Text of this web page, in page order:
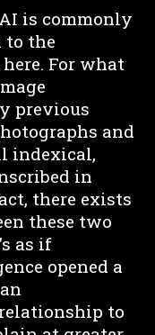
is commonly
to the
For what
previous
and
indexical,
in
there exists
these two
as if
opened a
to